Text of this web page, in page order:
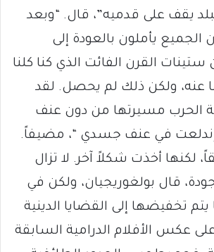
يقف على قدميه”، قال. “وبعد
الجميع يأملون بالعودة إلى
القرن الفائت الذي كنا كلنا
عنه، ولكن ذلك لم يحصل. لقد
الحرب مسيرتها من دون عنف
إندلعت في عنف جسدي “، مضيفاً.
لكنها أخذت شكلاً آخر. لا تزال
قال بولغوريجيان، ولكن في
يتم تخفيضها إلى القضايا الدينية
على عكس الأفلام الدرامية السابقة